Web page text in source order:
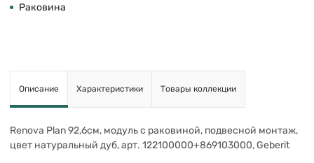
Раковина
Описание Характеристики Товары коллекции
Renova Plan 92,6см, модуль с раковиной, подвесной монтаж,
цвет натуральный дуб, арт. 122100000+869103000,Geberit